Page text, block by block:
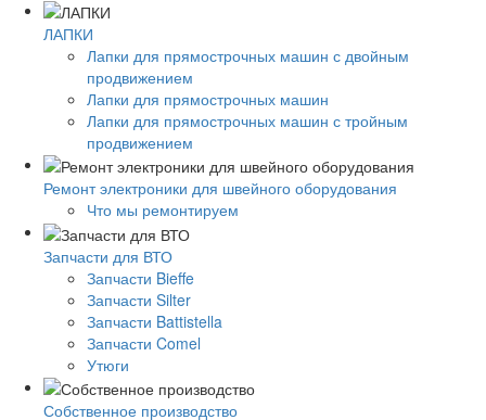
ЛАПКИ
Лапки для прямострочных машин с двойным
продвижением
Лапки для прямострочных машин
Лапки для прямострочных машин с тройным
продвижением
Ремонт электроники для швейного оборудования
Что мы ремонтируем
Запчасти для ВТО
Запчасти Bieffe
Запчасти Silter
Запчасти Battistella
Запчасти Comel
Утюги
Собственное производство